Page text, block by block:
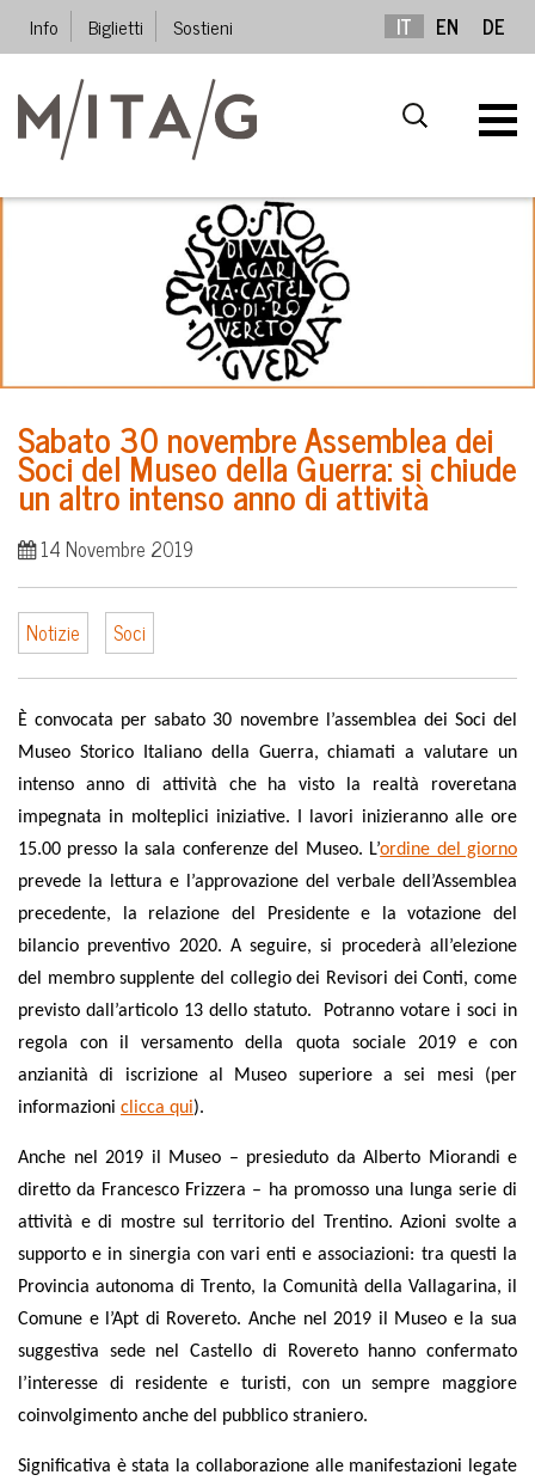
Info Biglietti Sostieni IT EN DE
Sabato 30 novembre Assemblea dei
Soci del Museo della Guerra: si chiude
un altro intenso anno di attività
14 Novembre 2019
Notizie Soci
È convocata per sabato 30 novembre l’assemblea dei Soci del
Museo Storico Italiano della Guerra, chiamati a valutare un
intenso anno di attività che ha visto la realtà roveretana
impegnata in molteplici iniziative. I lavori inizieranno alle ore
15.00 presso la sala conferenze del Museo. L’ordine del giorno
prevede la lettura e l’approvazione del verbale dell’Assemblea
precedente, la relazione del Presidente e la votazione del
bilancio preventivo 2020. A seguire, si procederà all’elezione
del membro supplente del collegio dei Revisori dei Conti, come
previsto dall’articolo 13 dello statuto. Potranno votare i soci in
regola con il versamento della quota sociale 2019 e con
anzianità di iscrizione al Museo superiore a sei mesi (per
informazioni clicca qui).
Anche nel 2019 il Museo – presieduto da Alberto Miorandi e
diretto da Francesco Frizzera – ha promosso una lunga serie di
attività e di mostre sul territorio del Trentino. Azioni svolte a
supporto e in sinergia con vari enti e associazioni: tra questi la
Provincia autonoma di Trento, la Comunità della Vallagarina, il
Comune e l’Apt di Rovereto. Anche nel 2019 il Museo e la sua
suggestiva sede nel Castello di Rovereto hanno confermato
l’interesse di residente e turisti, con un sempre maggiore
coinvolgimento anche del pubblico straniero.
Significativa è stata la collaborazione alle manifestazioni legate